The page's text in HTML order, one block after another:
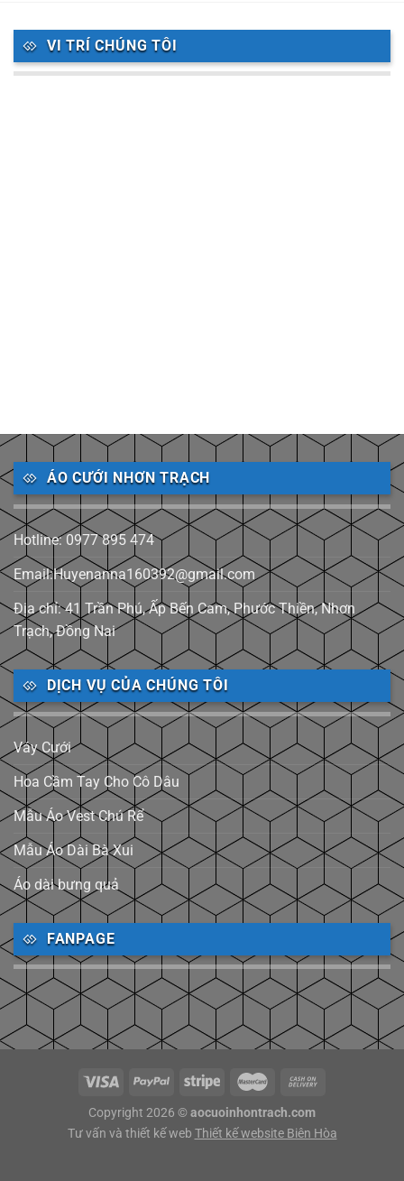
VI TRÍ CHÚNG TÔI
ÁO CƯỚI NHƠN TRẠCH
Hotline: 0977 895 474
Email:Huyenanna160392@gmail.com
Địa chỉ: 41 Trần Phú, Ấp Bến Cam, Phước Thiền, Nhơn
Trạch, Đồng Nai
DỊCH VỤ CỦA CHÚNG TÔI
Váy Cưới
Hoa Cầm Tay Cho Cô Dâu
Mẫu Áo Vest Chú Rể
Mẫu Áo Dài Bà Xui
Áo dài bưng quả
FANPAGE
Copyright 2026 © aocuoinhontrach.com
Tư vấn và thiết kế web Thiết kế website Biên Hòa